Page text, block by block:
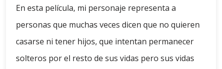
En esta película, mi personaje representa a
personas que muchas veces dicen que no quieren
casarse ni tener hijos, que intentan permanecer
solteros por el resto de sus vidas pero sus vidas